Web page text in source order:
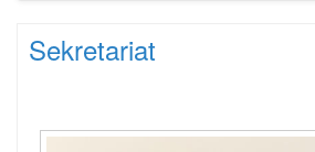
Sekretariat